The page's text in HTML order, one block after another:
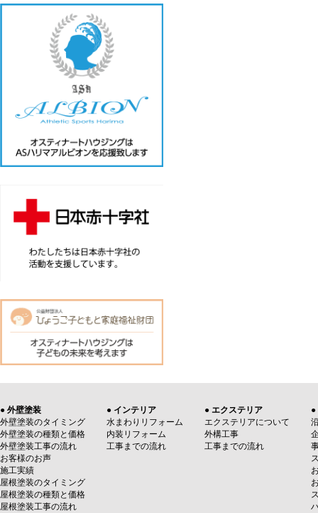
● 外壁塗装
外壁塗装のタイミング
外壁塗装の種類と価格
外壁塗装工事の流れ
お客様のお声
施工実績
屋根塗装のタイミング
屋根塗装の種類と価格
屋根塗装工事の流れ
● インテリア
水まわりリフォーム
内装リフォーム
工事までの流れ
● エクステリア
エクステリアについて
外構工事
工事までの流れ
●